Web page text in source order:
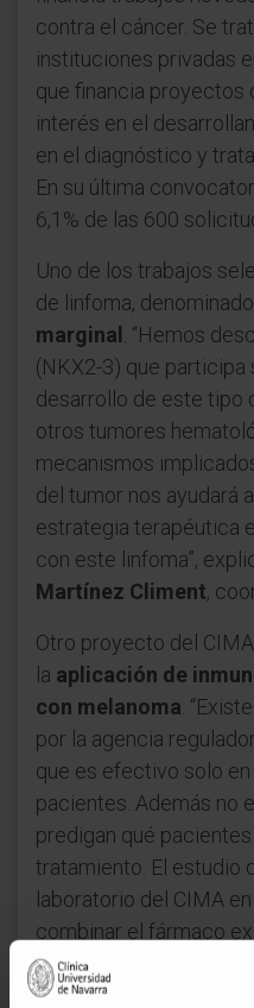
contra el cáncer. Se
instituciones privadas
que financia proyectos
interés en el
en el diagnóstico y
En su última
6,1% de las 600
Uno de los trabajos
de linfoma, denominado
marginal . “Hemos
(NKX2-3) que
desarrollo de este tipo
otros tumores
mecanismos
del tumor nos ayudará
estrategia terapéutica
con este linfoma”,
Martínez Climent,
Otro proyecto del
la aplicación de
con melanoma .
por la agencia
que es efectivo solo
pacientes. Además no
predigan qué
tratamiento. El estudio
laboratorio del CIMA
combinar el fármaco
para favorecer la
específicamente y